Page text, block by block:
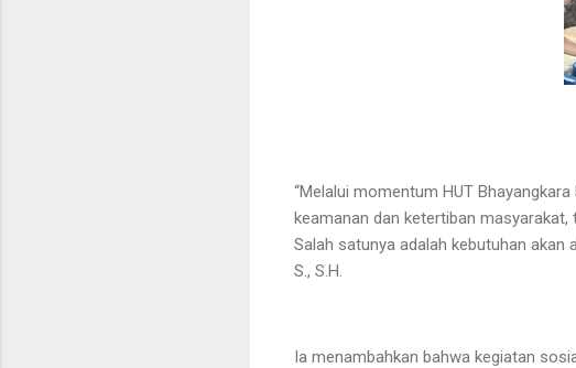
“Melalui momentum HUT
keamanan dan ketertiban
Salah satunya adalah kebutuhan akan
S., S.H.
Ia menambahkan bahwa kegiatan